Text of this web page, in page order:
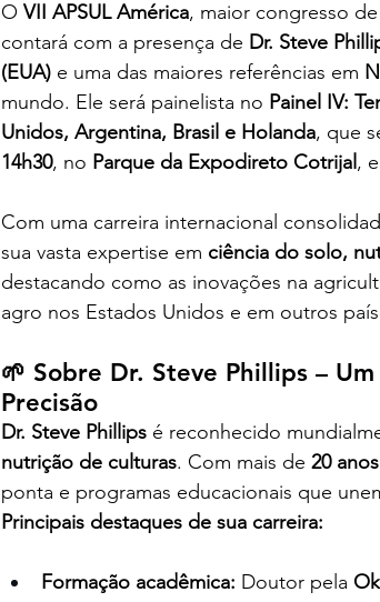
O VII APSUL América, maior congresso de
contará com a presença de Dr. Steve
(EUA) e uma das maiores referências em
mundo. Ele será painelista no Painel IV:
Unidos, Argentina, Brasil e Holanda, que
14h30, no Parque da Expodireto Cotrijal ,
Com uma carreira internacional
sua vasta expertise em ciência do solo,
destacando como as inovações na
agro nos Estados Unidos e em outros
🌱 Sobre Dr. Steve Phillips –
Precisão
Dr. Steve Phillips é reconhecido
nutrição de culturas. Com mais de 20
ponta e programas educacionais que
Principais destaques de sua carreira:
Formação acadêmica: Doutor pela